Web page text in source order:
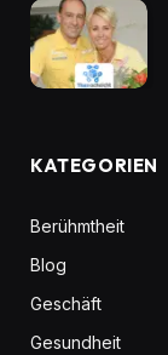
KATEGORIEN
Berühmtheit
Blog
Geschäft
Gesundheit